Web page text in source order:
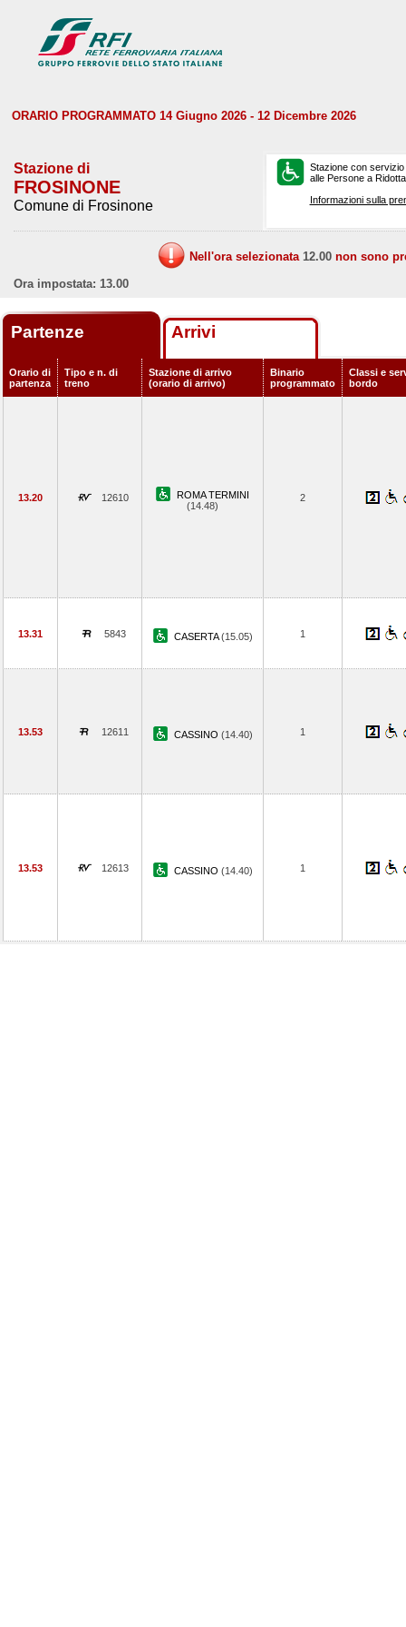
ORARIO PROGRAMMATO 14 Giugno 2026 - 12 Dicembre 2026
Stazione di
FROSINONE
Comune di Frosinone
Stazione con
alle Persone a
Informazioni sulla
Nell'ora selezionata 12.00 non sono
Ora impostata: 13.00
Partenze Arrivi
Orario di
partenza
Tipo e n. di
treno
Stazione di arrivo
(orario di arrivo)
Binario
programmato
Classi e
bordo
13.20 12610
ROMA TERMINI
(14.48)
2
13.31 5843 CASERTA(15.05) 1
13.53 12611 CASSINO (14.40) 1
13.53 12613 CASSINO (14.40) 1